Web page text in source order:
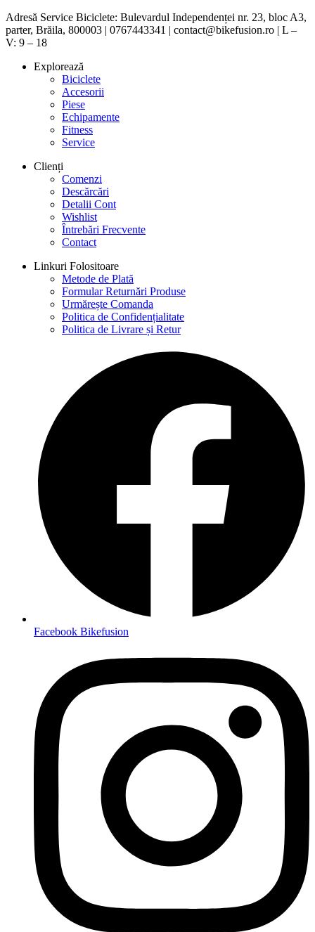
Adresă Service Biciclete: Bulevardul Independenței nr. 23, bloc A3,
parter, Brăila, 800003 | 0767443341 | contact@bikefusion.ro | L –
V: 9 – 18
Explorează
Biciclete
Accesorii
Piese
Echipamente
Fitness
Service
Clienți
Comenzi
Descărcări
Detalii Cont
Wishlist
Întrebări Frecvente
Contact
Linkuri Folositoare
Metode de Plată
Formular Returnări Produse
Urmărește Comanda
Politica de Confidențialitate
Politica de Livrare și Retur
Facebook Bikefusion